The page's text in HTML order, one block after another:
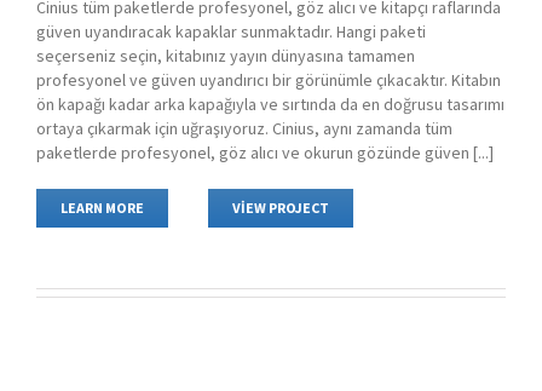
Cinius tüm paketlerde profesyonel, göz alıcı ve kitapçı raflarında
güven uyandıracak kapaklar sunmaktadır. Hangi paketi
seçerseniz seçin, kitabınız yayın dünyasına tamamen
profesyonel ve güven uyandırıcı bir görünümle çıkacaktır. Kitabın
ön kapağı kadar arka kapağıyla ve sırtında da en doğrusu tasarımı
ortaya çıkarmak için uğraşıyoruz. Cinius, aynı zamanda tüm
paketlerde profesyonel, göz alıcı ve okurun gözünde güven [...]
LEARN MORE VIEW PROJECT